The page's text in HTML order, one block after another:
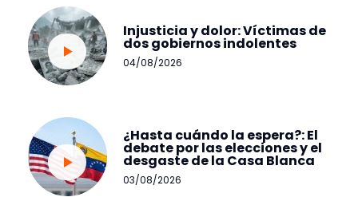
Injusticia y dolor: Víctimas de
dos gobiernos indolentes
04/08/2026
¿Hasta cuándo la espera?: El
debate por las elecciones y el
desgaste de la Casa Blanca
03/08/2026